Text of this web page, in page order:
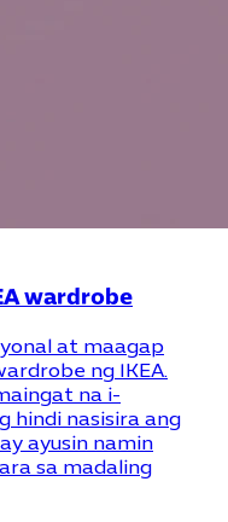
wardrobe
at maagap
ng IKEA.
na i-
hindi nasisira ang
ayusin namin
sa madaling